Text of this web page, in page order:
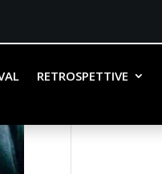
RETROSPETTIVE